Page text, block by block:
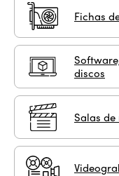
Fichas
discos
Salas